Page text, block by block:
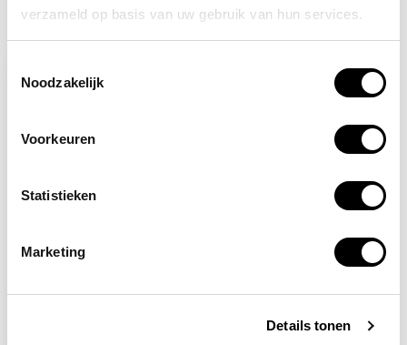
verzameld op basis van uw gebruik van hun services.
Noodzakelijk
Voorkeuren
Statistieken
Marketing
Details tonen
Recent bekeken
Op voorraad
Veiligheidshesje met